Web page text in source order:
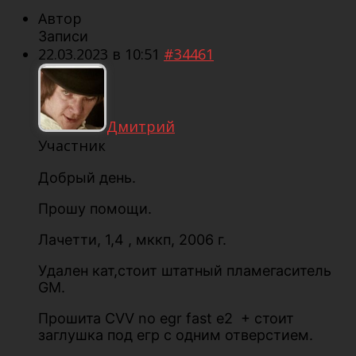
Автор
Записи
22.03.2023 в 10:51 #34461
Дмитрий
Участник
Добрый день.
Прошу помощи.
Лачетти, 1,4 , мккп, 2006 г.
Удален кат,стоит штатный пламегаситель
GM.
Прошита CVV no egr fast e2 + стоит
заглушка под егр с одним отверстием.